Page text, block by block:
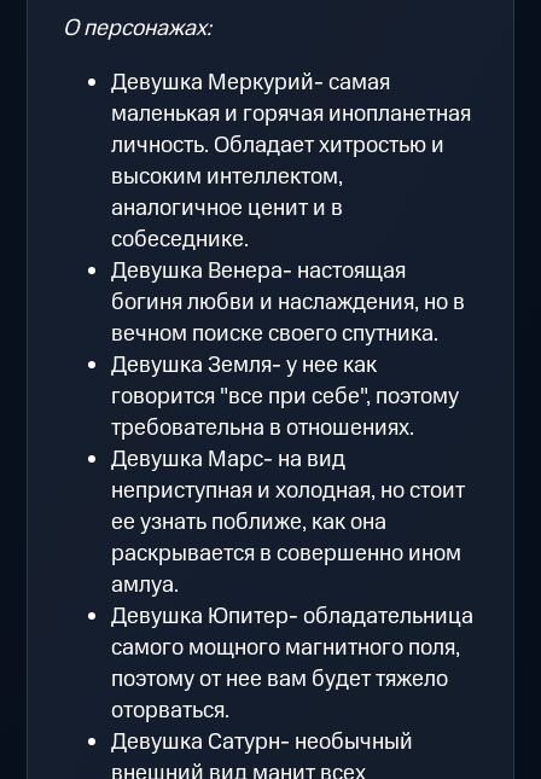
О персонажах:
Девушка Меркурий- самая
маленькая и горячая инопланетная
личность. Обладает хитростью и
высоким интеллектом,
аналогичное ценит и в
собеседнике.
Девушка Венера- настоящая
богиня любви и наслаждения, но в
вечном поиске своего спутника.
Девушка Земля- у нее как
говорится "все при себе", поэтому
требовательна в отношениях.
Девушка Марс- на вид
неприступная и холодная, но стоит
ее узнать поближе, как она
раскрывается в совершенно ином
амлуа.
Девушка Юпитер- обладательница
самого мощного магнитного поля,
поэтому от нее вам будет тяжело
оторваться.
Девушка Сатурн- необычный